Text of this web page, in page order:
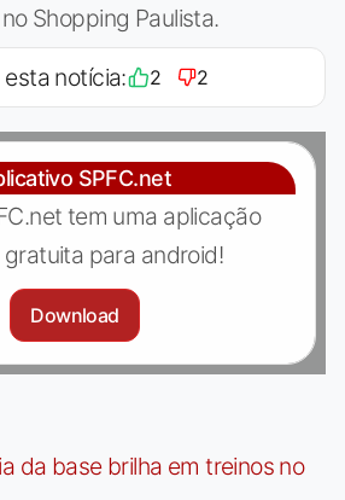
Shopping Paulista.
esta notícia: 2 2
SPFC.net
tem uma aplicação
gratuita para android!
Download
da base brilha em treinos no